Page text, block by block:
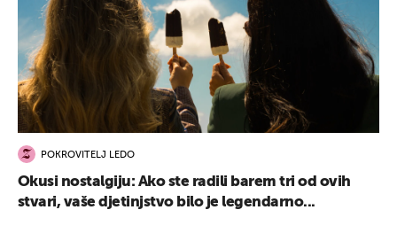
POKROVITELJ LEDO
Okusi nostalgiju: Ako ste radili barem tri od ovih
stvari, vaše djetinjstvo bilo je legendarno...